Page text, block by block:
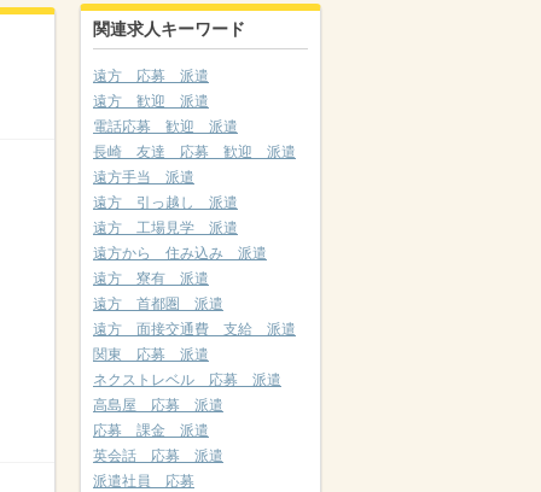
関連求人キーワード
遠方 応募 派遣
遠方 歓迎 派遣
電話応募 歓迎 派遣
長崎 友達 応募 歓迎 派遣
遠方手当 派遣
遠方 引っ越し 派遣
遠方 工場見学 派遣
遠方から 住み込み 派遣
遠方 寮有 派遣
遠方 首都圏 派遣
遠方 面接交通費 支給 派遣
関東 応募 派遣
ネクストレベル 応募 派遣
高島屋 応募 派遣
応募 課金 派遣
英会話 応募 派遣
派遣社員 応募